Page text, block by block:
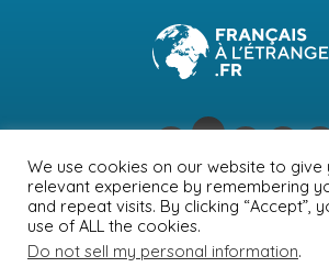
NEWSLETTER PUBLICITÉ CONTACTS
POLITIQUE DE
We use cookies on our website to give
relevant experience by remembering
and repeat visits. By clicking “Accept”,
use of ALL the cookies.
Do not sell my personal information.